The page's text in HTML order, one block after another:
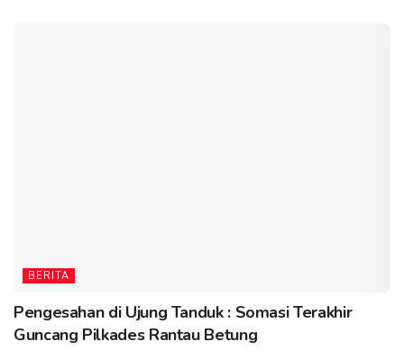
BERITA
Pengesahan di Ujung Tanduk : Somasi Terakhir
Guncang Pilkades Rantau Betung